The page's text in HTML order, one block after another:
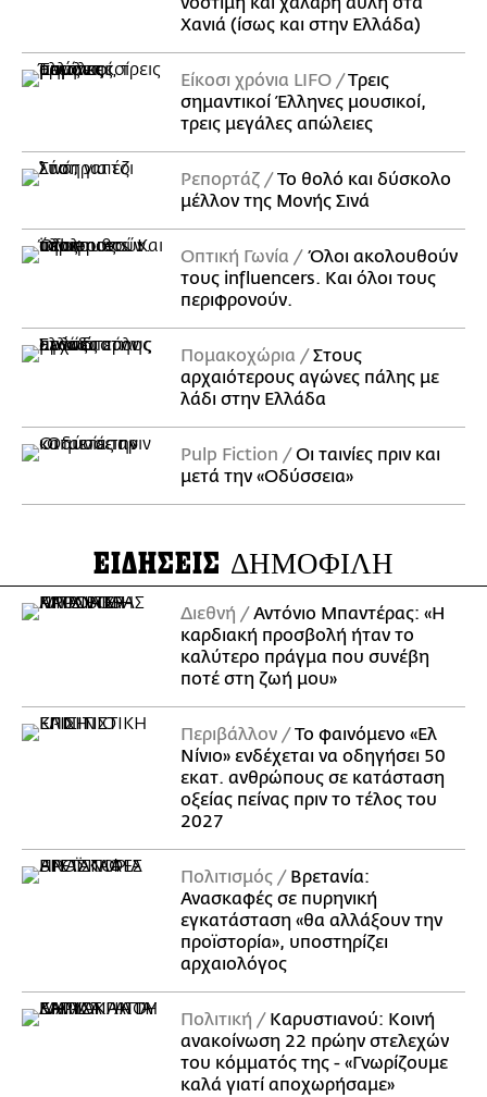
Χανιά (ίσως και στην Ελλάδα)
Είκοσι χρόνια LIFO
Tρεις
σημαντικοί Έλληνες μουσικοί,
τρεις μεγάλες απώλειες
Ρεπορτάζ
Το θολό και δύσκολο
μέλλον της Μονής Σινά
Οπτική Γωνία
Όλοι ακολουθούν
τους influencers. Και όλοι τους
περιφρονούν.
Πομακοχώρια
Στους
αρχαιότερους αγώνες πάλης με
λάδι στην Ελλάδα
Pulp Fiction
Οι ταινίες πριν και
μετά την «Οδύσσεια»
ΕΙΔΗΣΕΙΣ ΔΗΜΟΦΙΛΗ
Διεθνή
Αντόνιο Μπαντέρας: «Η
καρδιακή προσβολή ήταν το
καλύτερο πράγμα που συνέβη
ποτέ στη ζωή μου»
Περιβάλλον
Το φαινόμενο «Ελ
Νίνιο» ενδέχεται να οδηγήσει 50
εκατ. ανθρώπους σε κατάσταση
οξείας πείνας πριν το τέλος του
2027
Πολιτισμός
Βρετανία:
Ανασκαφές σε πυρηνική
εγκατάσταση «θα αλλάξουν την
προϊστορία», υποστηρίζει
αρχαιολόγος
Πολιτική
Καρυστιανού: Κοινή
ανακοίνωση 22 πρώην στελεχών
του κόμματός της - «Γνωρίζουμε
καλά γιατί αποχωρήσαμε»